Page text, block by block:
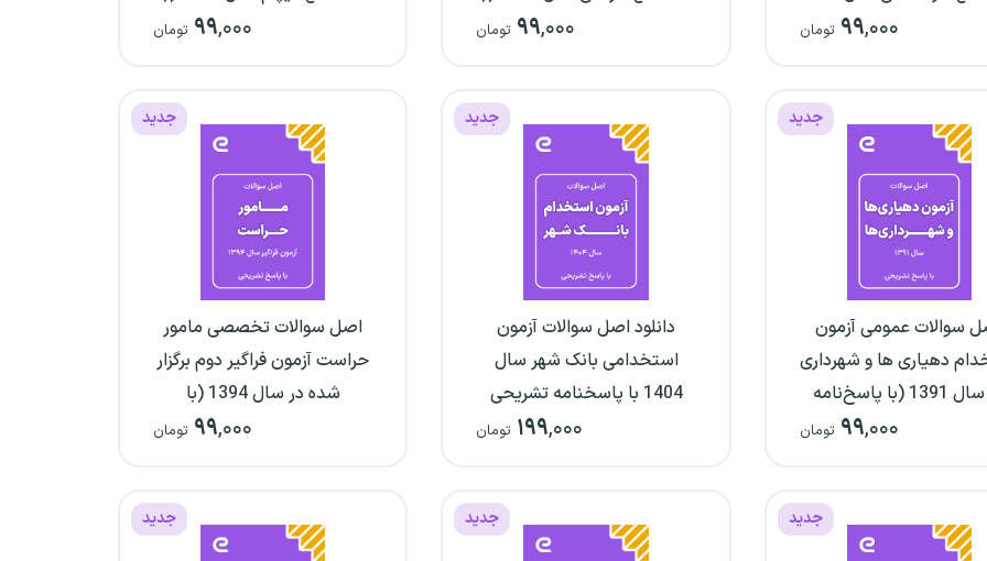
(با پاسخ‌نامه تشریحی)
۹۹,۰۰۰ تومان
پاسخ‌نامه تشریحی)
۹۹,۰۰۰ تومان
پاسخ‌نامه تشریحی)
۹۹,۰۰۰ تومان
جدید
سوالات عمومی آزمون
دهیاری ها و شهرداری
ها سال 1391 (با پاسخ‌نامه
تشریحی) ۹۹,۰۰۰ تومان
جدید
دانلود اصل سوالات آزمون
استخدامی بانک شهر سال
1404 با پاسخنامه تشریحی
۱۹۹,۰۰۰ تومان
جدید
اصل سوالات تخصصی مامور
حراست آزمون فراگیر دوم برگزار
شده در سال 1394 (با
پاسخ‌نامه تشریحی)
۹۹,۰۰۰ تومان
جدید جدید جدید